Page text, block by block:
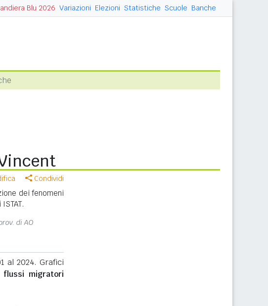
Blu 2026 Variazioni Elezioni Statistiche Scuole Banche
Condividi
dei fenomeni
di AO
al 2024. Grafici
flussi migratori